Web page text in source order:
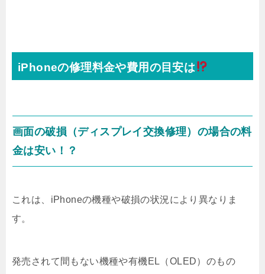
iPhoneの修理料金や費用の目安は
画面の破損（ディスプレイ交換修理）の場合の料
金は安い！？
これは、iPhoneの機種や破損の状況により異なりま
す。
発売されて間もない機種や有機EL（OLED）のもの